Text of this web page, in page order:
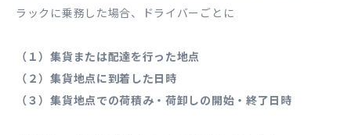
ラックに乗務した場合、ドライバーごとに
（１）集貨または配達を行った地点
（２）集貨地点に到着した日時
（３）集貨地点での荷積み・荷卸しの開始・終了日時